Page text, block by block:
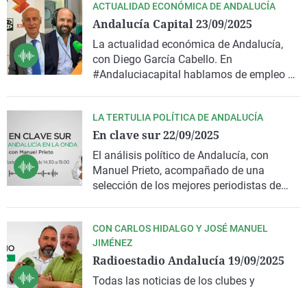
ACTUALIDAD ECONÓMICA DE ANDALUCÍA
Andalucía Capital 23/09/2025
La actualidad económica de Andalucía,
con Diego García Cabello. En
#Andaluciacapital hablamos de empleo y
consultora de selección W&S, y de la mano
de la Escuela de Organización Industrial,
continuamos hablando de formación y
sectores que crean empleo cualificado
como el de la minería, con Francisco
Velasco, Delegado de la EOI en Andalucía,
y César Luaces, director de Primigea -
clúster nacional de Minería y Materias
Primas y profesor en el MBA enfocado a
este sector.
LA TERTULIA POLÍTICA DE ANDALUCÍA
En clave sur 22/09/2025
El análisis político de Andalucía, con
Manuel Prieto, acompañado de una
selección de los mejores periodistas de
CON CARLOS HIDALGO Y JOSÉ MANUEL
JIMÉNEZ
Radioestadio Andalucía 19/09/2025
Todas las noticias de los clubes y